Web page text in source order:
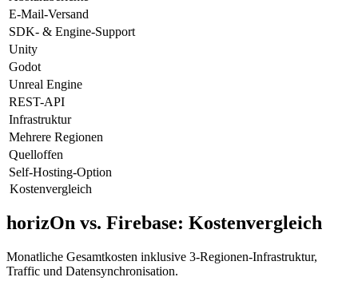
E-Mail-Versand
SDK- & Engine-Support
Unity
Godot
Unreal Engine
REST-API
Infrastruktur
Mehrere Regionen
Quelloffen
Self-Hosting-Option
Kostenvergleich
horizOn vs. Firebase: Kostenvergleich
Monatliche Gesamtkosten inklusive 3-Regionen-Infrastruktur,
Traffic und Datensynchronisation.